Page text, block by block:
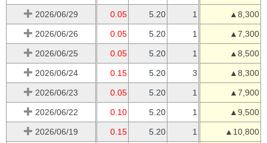
2026/06/29 0.05 5.20 1 ▲8,300
2026/06/26 0.05 5.20 1 ▲7,300
2026/06/25 0.05 5.20 1 ▲8,500
2026/06/24 0.15 5.20 3 ▲8,300
2026/06/23 0.05 5.20 1 ▲7,900
2026/06/22 0.10 5.20 1 ▲9,500
2026/06/19 0.15 5.20 1 ▲10,800